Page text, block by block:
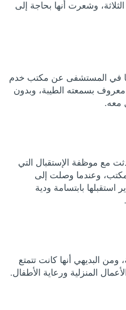
الثلاثة، وشعرت أنها بحاجة إلى
في المستشفى عن مكتب خدم
بسمعته الطيبة، وبدون
معه.
مع موظفة الإستقبال التي
وعندما وصلت إلى
بابتسامة ودية
ومن البديهي أنها كانت تتمتع
المنزلية ورعاية الأطفال.